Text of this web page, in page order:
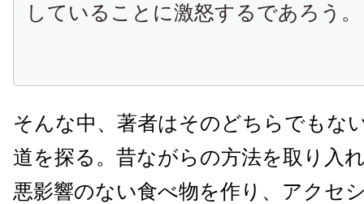
していることに激怒するであろう。
そんな中、著者はそのどちらでもな
道を探る。昔ながらの方法を取り入
悪影響のない食べ物を作り、アクセ